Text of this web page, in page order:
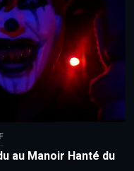
au Manoir Hanté du